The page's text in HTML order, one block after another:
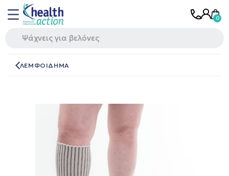
ΛΕΜΦΟΙΔΗΜΑ